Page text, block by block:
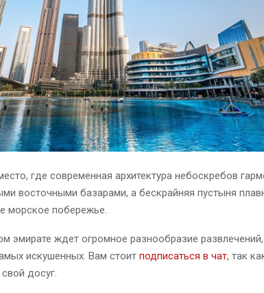
где современная архитектура небоскребов
восточными базарами, а бескрайняя пустыня
морское побережье.
эмирате ждет огромное разнообразие
искушенных. Вам стоит подписаться в чат, так
досуг.